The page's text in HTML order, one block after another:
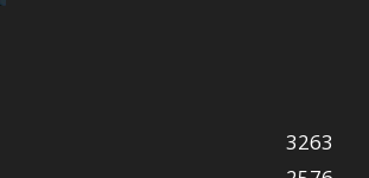
3263